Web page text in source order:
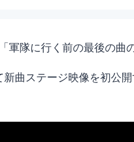
隊に行く前の最後の曲
曲ステージ映像を初公開